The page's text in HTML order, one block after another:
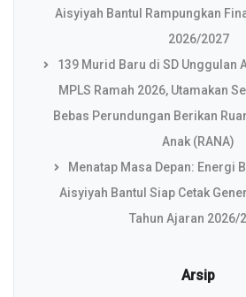
Aisyiyah Bantul Rampungkan
2026/2027
139 Murid Baru di SD Unggulan
MPLS Ramah 2026, Utamakan
Bebas Perundungan Berikan
Anak (RANA)
Menatap Masa Depan: Energi
Aisyiyah Bantul Siap Cetak
Tahun Ajaran 2026/
Arsip